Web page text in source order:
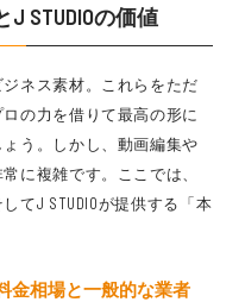
STUDIOの価値
ネス素材。これらをただ
の力を借りて最高の形に
う。しかし、動画編集や
に複雑です。ここでは、
てJ STUDIOが提供する「本
金相場と一般的な業者